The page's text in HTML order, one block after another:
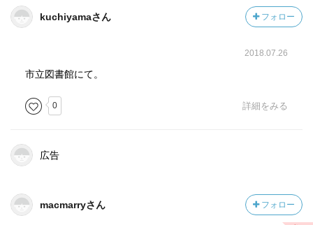
ミッションは秩序維持。
必要なすべては、『秩序の書』に書かれ、伝承されてい
ネット発巨編、第2部！
先の展開は絶対に読めない。
「北上次郎」（文芸評論家・本書解説より）
kuchiyamaさん フォロー
2018.07.26
市立図書館にて。
0 詳細をみる
広告
macmarryさん フォロー